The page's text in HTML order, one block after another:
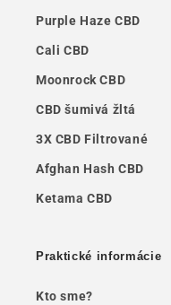
Purple Haze CBD
Cali CBD
Moonrock CBD
CBD šumivá žltá
3X CBD Filtrované
Afghan Hash CBD
Ketama CBD
Praktické informácie
Kto sme?